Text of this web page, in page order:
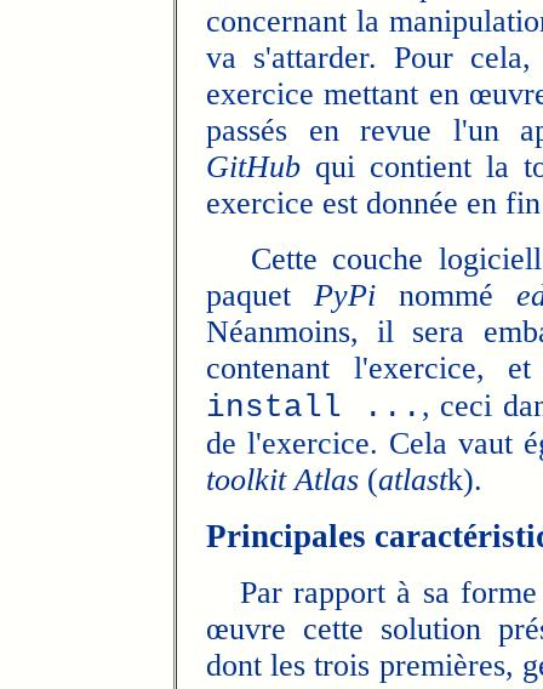
concernant la
va s'attarder. Pour
exercice mettant en
passés en revue l'un
GitHub qui contient la
exercice est donnée en
Cette couche
paquet PyPinommé
Néanmoins, il sera
contenant l'exercice,
install ... , ceci
de l'exercice. Cela vaut
toolkit Atlas (atlastk).
Principales
Par rapport à sa forme
œuvre cette solution
dont les trois premières,